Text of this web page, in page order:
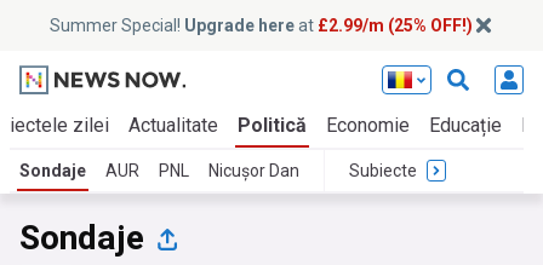
Summer Special! Upgrade hereat £2.99/m (25% OFF!)
zilei Actualitate Politică Economie Educație
Sondaje AUR PNL Nicușor Dan Subiecte
Sondaje